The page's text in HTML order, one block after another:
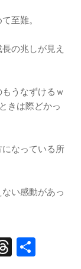
至難。
の兆しが見え
うなずけるｗ
きは際どかっ
なっている所
い感動があっ
Threads